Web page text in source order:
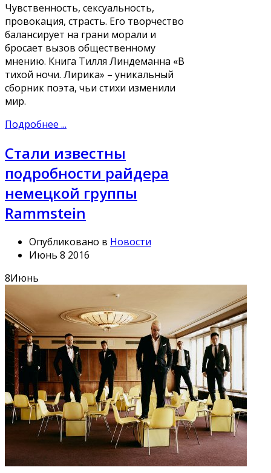
Чувственность, сексуальность,
провокация, страсть. Его творчество
балансирует на грани морали и
бросает вызов общественному
мнению. Книга Тилля Линдеманна «В
тихой ночи. Лирика» – уникальный
сборник поэта, чьи стихи изменили
мир.
Подробнее ...
Стали известны
подробности райдера
немецкой группы
Rammstein
Опубликовано в Новости
Июнь 8 2016
8Июнь